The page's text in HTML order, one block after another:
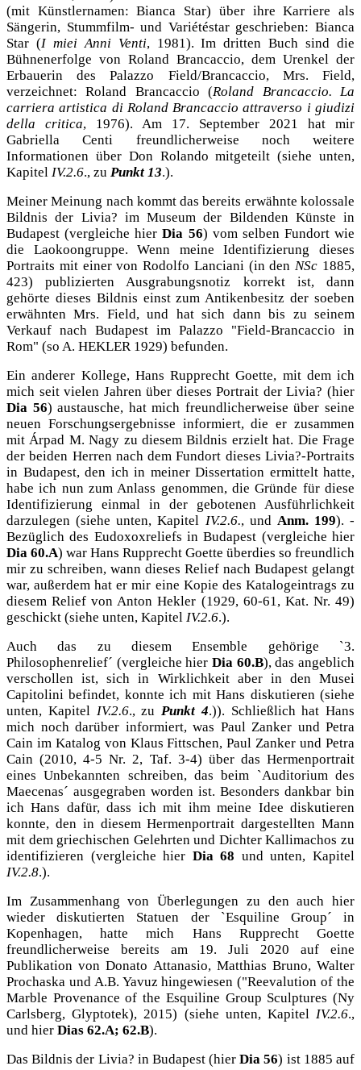
(mit Künstlernamen: Bianca Star) über ihre Karriere als
Sängerin, Stummfilm- und Variétéstar geschrieben: Bianca
Star (I miei Anni Venti, 1981). Im dritten Buch sind die
Bühnenerfolge von Roland Brancaccio, dem Urenkel der
Erbauerin des Palazzo Field/Brancaccio, Mrs. Field,
verzeichnet: Roland Brancaccio (Roland Brancaccio. La
carriera artistica di Roland Brancaccio attraverso i giudizi
della critica, 1976). Am 17. September 2021 hat mir
Gabriella Centi freundlicherweise noch weitere
Informationen über Don Rolando mitgeteilt (siehe unten,
Kapitel IV.2.6., zu Punkt 13.).
Meiner Meinung nach kommt das bereits erwähnte kolossale
Bildnis der Livia? im Museum der Bildenden Künste in
Budapest (vergleiche hierDia 56) vom selben Fundort wie
die Laokoongruppe. Wenn meine Identifizierung dieses
Portraits mit einer von Rodolfo Lanciani (in denNSc 1885,
423) publizierten Ausgrabungsnotiz korrekt ist, dann
gehörte dieses Bildnis einst zum Antikenbesitz der soeben
erwähnten Mrs. Field, und hat sich dann bis zu seinem
Verkauf nach Budapest im Palazzo "Field-Brancaccio in
Rom" (so A. HEKLER 1929) befunden.
Ein anderer Kollege, Hans Rupprecht Goette, mit dem ich
mich seit vielen Jahren über dieses Portrait der Livia? (hier
Dia 56) austausche, hat mich freundlicherweise über seine
neuen Forschungsergebnisse informiert, die er zusammen
mit Árpad M. Nagy zu diesem Bildnis erzielt hat. Die Frage
der beiden Herren nach dem Fundort dieses Livia?-Portraits
in Budapest, den ich in meiner Dissertation ermittelt hatte,
habe ich nun zum Anlass genommen, die Gründe für diese
Identifizierung einmal in der gebotenen Ausführlichkeit
darzulegen (siehe unten, Kapitel IV.2.6., und Anm. 199). -
Bezüglich des Eudoxoxreliefs in Budapest (vergleiche hier
Dia 60.A) war Hans Rupprecht Goette überdies so freundlich
mir zu schreiben, wann dieses Relief nach Budapest gelangt
war, außerdem hat er mir eine Kopie des Katalogeintrags zu
diesem Relief von Anton Hekler (1929, 60-61, Kat. Nr. 49)
geschickt (siehe unten, Kapitel IV.2.6.).
Auch das zu diesem Ensemble gehörige `3.
Philosophenrelief´ (vergleiche hier Dia 60.B), das angeblich
verschollen ist, sich in Wirklichkeit aber in den Musei
Capitolini befindet, konnte ich mit Hans diskutieren (siehe
unten, Kapitel IV.2.6., zu Punkt 4.)). Schließlich hat Hans
mich noch darüber informiert, was Paul Zanker und Petra
Cain im Katalog von Klaus Fittschen, Paul Zanker und Petra
Cain (2010, 4-5 Nr. 2, Taf. 3-4) über das Hermenportrait
eines Unbekannten schreiben, das beim `Auditorium des
Maecenas´ ausgegraben worden ist. Besonders dankbar bin
ich Hans dafür, dass ich mit ihm meine Idee diskutieren
konnte, den in diesem Hermenportrait dargestellten Mann
mit dem griechischen Gelehrten und Dichter Kallimachos zu
identifizieren (vergleiche hier Dia 68 und unten, Kapitel
IV.2.8.).
Im Zusammenhang von Überlegungen zu den auch hier
wieder diskutierten Statuen der `Esquiline Group´ in
Kopenhagen, hatte mich Hans Rupprecht Goette
freundlicherweise bereits am 19. Juli 2020 auf eine
Publikation von Donato Attanasio, Matthias Bruno, Walter
Prochaska und A.B. Yavuz hingewiesen ("Reevalution of the
Marble Provenance of the Esquiline Group Sculptures (Ny
Carlsberg, Glyptotek), 2015) (siehe unten, Kapitel IV.2.6.,
und hier Dias 62.A; 62.B).
Das Bildnis der Livia? in Budapest (hierDia 56) ist 1885 auf